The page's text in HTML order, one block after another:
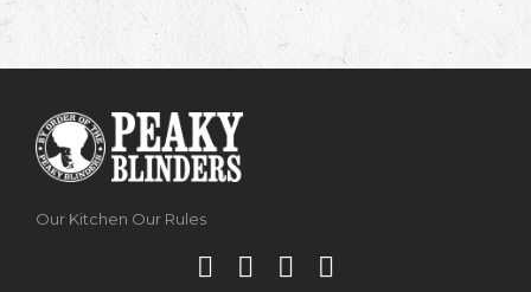
Our Kitchen Our Rules